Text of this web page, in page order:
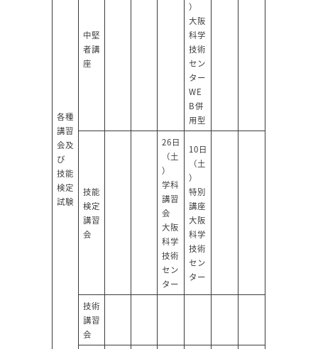
各種
講習
会及
び
技能
検定
試験
中堅
者講
座
）
大阪
科学
技術
セン
ター
WE
B併
用型
技能
検定
講習
会
26日
（土
）
学科
講習
会
大阪
科学
技術
セン
ター
10日
（土
）
特別
講座
大阪
科学
技術
セン
ター
技術
講習
会